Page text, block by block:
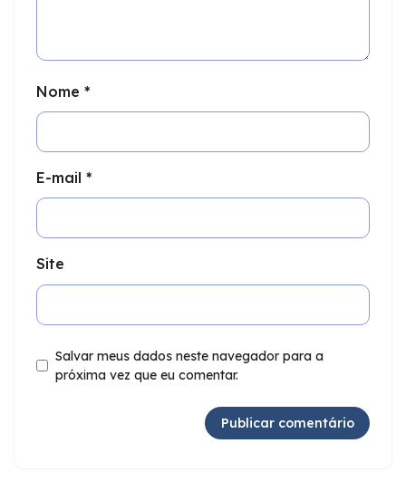
Nome *
E-mail *
Site
Salvar meus dados neste navegador para a
próxima vez que eu comentar.